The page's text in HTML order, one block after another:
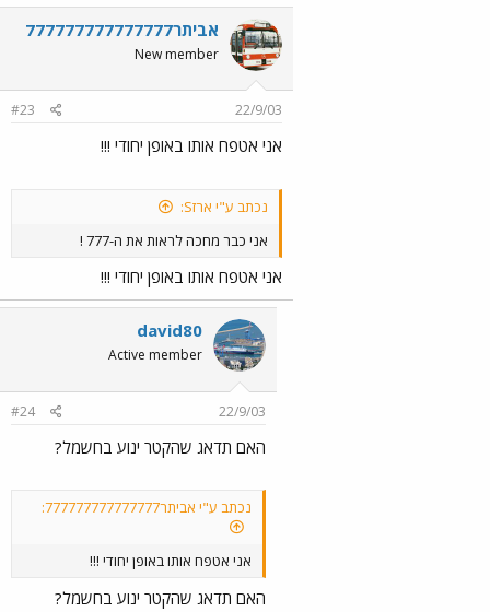
הוא יצא עם המס' שלו במחשבי הרכבת - 131
על דפנותיו ! מאז מתנוססים המספרים שצבעתי
על הקטר !! הבעיה היחידה היתה שביקשו ממני
לי - זו המון עבודה כולל הכנת השבלונות
המדוייקות בבית. הצבע עלי כמובן כתרומה.
אביתר777777777777777
New member
22/9/03
#23
אני אטפח אותו באופן יחודי !!!
נכתב ע"י ארזS:
אני כבר מחכה לראות את ה-777 !
אני אטפח אותו באופן יחודי !!!
david80
Active member
22/9/03
#24
האם תדאג שהקטר ינוע בחשמל?
נכתב ע"י אביתר777777777777777:
אני אטפח אותו באופן יחודי !!!
האם תדאג שהקטר ינוע בחשמל?